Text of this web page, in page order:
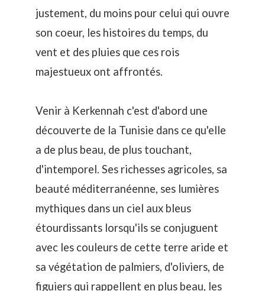
justement, du moins pour celui qui ouvre
son coeur, les histoires du temps, du
vent et des pluies que ces rois
majestueux ont affrontés.
Venir à Kerkennah c'est d'abord une
découverte de la Tunisie dans ce qu'elle
a de plus beau, de plus touchant,
d'intemporel. Ses richesses agricoles, sa
beauté méditerranéenne, ses lumières
mythiques dans un ciel aux bleus
étourdissants lorsqu'ils se conjuguent
avec les couleurs de cette terre aride et
sa végétation de palmiers, d'oliviers, de
figuiers qui rappellent en plus beau, les